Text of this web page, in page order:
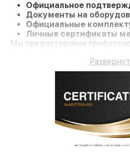
Официальное
Документы на
Официальные
Личные сертификаты
Мы предоставляем